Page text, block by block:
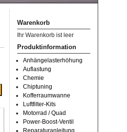
Warenkorb
Ihr Warenkorb ist leer
Produktinformation
Anhängelasterhöhung
Auflastung
Chemie
Chiptuning
Kofferraumwanne
Luftfilter-Kits
Motorrad / Quad
Power-Boost-Ventil
Reparaturanleitung